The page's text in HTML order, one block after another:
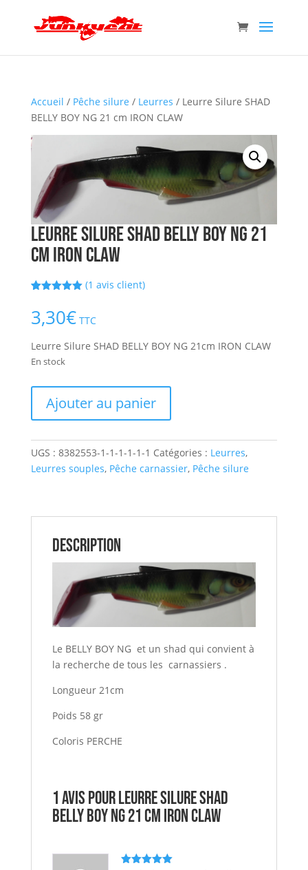
Accueil / Pêche silure / Leurres / Leurre Silure SHAD
BELLY BOY NG 21 cm IRON CLAW
Leurre Silure SHAD BELLY BOY NG 21
cm IRON CLAW
basé sur
notation
(1 avis client)
3,30€ TTC
Leurre Silure SHAD BELLY BOY NG 21cm IRON CLAW
En stock
Silure
SHAD
BELLY
21
IRON
Ajouter au panier
UGS : 8382553-1-1-1-1-1-1 Catégories : Leurres,
Leurres souples, Pêche carnassier, Pêche silure
Description
Le BELLY BOY NG et un shad qui convient à
la recherche de tous les carnassiers .
Longueur 21cm
Poids 58 gr
Coloris PERCHE
1 avis pourLeurre Silure SHAD
BELLY BOY NG 21 cm IRON CLAW